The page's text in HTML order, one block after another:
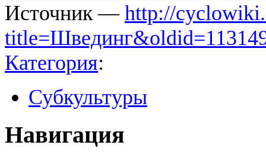
Источник — http://
Категория:
Субкультуры
Навигация